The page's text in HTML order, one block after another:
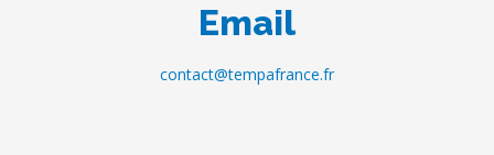
Email
contact@tempafrance.fr